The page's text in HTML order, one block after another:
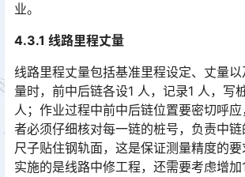
业。󠅅󠅃󠄵󠅂󠄪󠇖󠆨󠆨󠇕󠆞󠆒󠅬󠇘󠆭󠆘󠇙󠆝󠅵󠇗󠆭󠆁󠄐󠇗󠅹󠅸󠇖󠆍󠅳󠇖󠅹󠅰󠇖󠆌󠅹
4.3.1 线路里程丈量
线路里程丈量包括基准里程设定、丈量
量时，前中后链各设1 人，记录1 人，写
人；作业过程中前中后链位置要密切呼
者必须仔细核对每一链的桩号，负责中
尺子贴住钢轨面，这是保证测量精度的
实施的是线路中修工程，还需要考虑增